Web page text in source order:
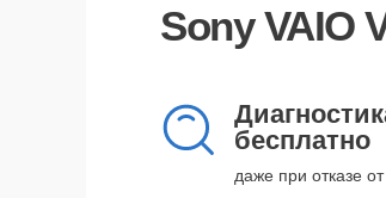
Sony VAIO
бесплатно
даже при отказе